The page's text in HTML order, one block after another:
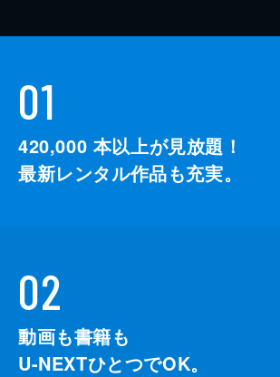
01
420,000 本以上が見放題！
最新レンタル作品も充実。
02
動画も書籍も
U-NEXTひとつでOK。